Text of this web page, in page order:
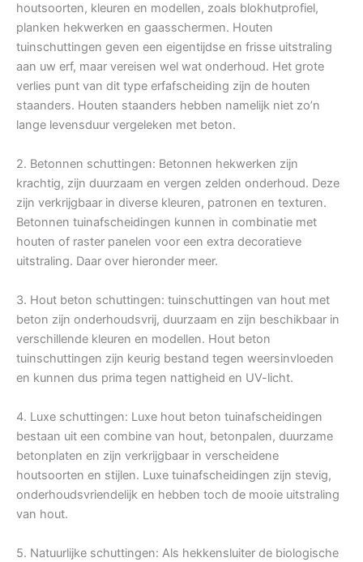
houtsoorten, kleuren en modellen, zoals blokhutprofiel,
planken hekwerken en gaasschermen. Houten
tuinschuttingen geven een eigentijdse en frisse uitstraling
aan uw erf, maar vereisen wel wat onderhoud. Het grote
verlies punt van dit type erfafscheiding zijn de houten
staanders. Houten staanders hebben namelijk niet zo’n
lange levensduur vergeleken met beton.
2. Betonnen schuttingen: Betonnen hekwerken zijn
krachtig, zijn duurzaam en vergen zelden onderhoud. Deze
zijn verkrijgbaar in diverse kleuren, patronen en texturen.
Betonnen tuinafscheidingen kunnen in combinatie met
houten of raster panelen voor een extra decoratieve
uitstraling. Daar over hieronder meer.
3. Hout beton schuttingen: tuinschuttingen van hout met
beton zijn onderhoudsvrij, duurzaam en zijn beschikbaar in
verschillende kleuren en modellen. Hout beton
tuinschuttingen zijn keurig bestand tegen weersinvloeden
en kunnen dus prima tegen nattigheid en UV-licht.
4. Luxe schuttingen: Luxe hout beton tuinafscheidingen
bestaan uit een combine van hout, betonpalen, duurzame
betonplaten en zijn verkrijgbaar in verscheidene
houtsoorten en stijlen. Luxe tuinafscheidingen zijn stevig,
onderhoudsvriendelijk en hebben toch de mooie uitstraling
van hout.
5. Natuurlijke schuttingen: Als hekkensluiter de biologische